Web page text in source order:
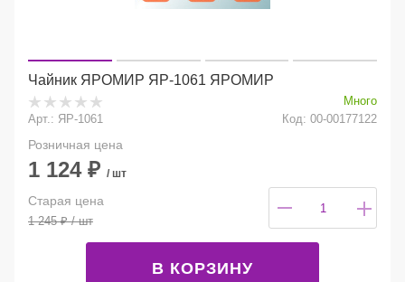
Чайник ЯРОМИР ЯР-1061 ЯРОМИР
Много
Арт.: ЯР-1061
Код: 00-00177122
Розничная цена
1 124₽ / шт
Старая цена
1 245₽/ шт
В КОРЗИНУ